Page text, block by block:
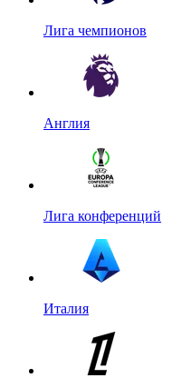
Лига чемпионов
Англия
Лига конференций
Италия